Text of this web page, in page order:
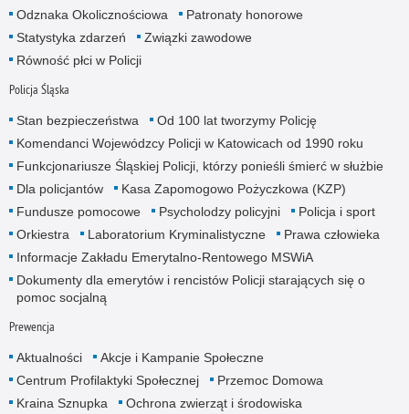
Odznaka Okolicznościowa
Patronaty honorowe
Statystyka zdarzeń
Związki zawodowe
Równość płci w Policji
Policja Śląska
Stan bezpieczeństwa
Od 100 lat tworzymy Policję
Komendanci Wojewódzcy Policji w Katowicach od 1990 roku
Funkcjonariusze Śląskiej Policji, którzy ponieśli śmierć w służbie
Dla policjantów
Kasa Zapomogowo Pożyczkowa (KZP)
Fundusze pomocowe
Psycholodzy policyjni
Policja i sport
Orkiestra
Laboratorium Kryminalistyczne
Prawa człowieka
Informacje Zakładu Emerytalno-Rentowego MSWiA
Dokumenty dla emerytów i rencistów Policji starających się o
pomoc socjalną
Prewencja
Aktualności
Akcje i Kampanie Społeczne
Centrum Profilaktyki Społecznej
Przemoc Domowa
Kraina Sznupka
Ochrona zwierząt i środowiska